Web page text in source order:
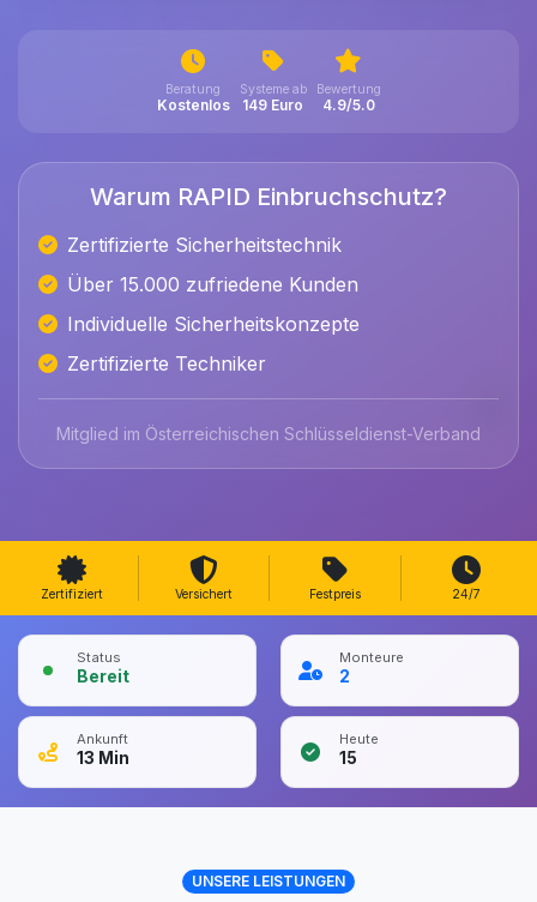
Beratung
Kostenlos
Systeme ab
149 Euro
Bewertung
4.9/5.0
Warum RAPID Einbruchschutz?
Zertifizierte Sicherheitstechnik
Über 15.000 zufriedene Kunden
Individuelle Sicherheitskonzepte
Zertifizierte Techniker
Mitglied im Österreichischen Schlüsseldienst-Verband
Zertifiziert Versichert Festpreis 24/7
Status
Bereit
Monteure
2
Ankunft
13 Min
Heute
15
UNSERE LEISTUNGEN